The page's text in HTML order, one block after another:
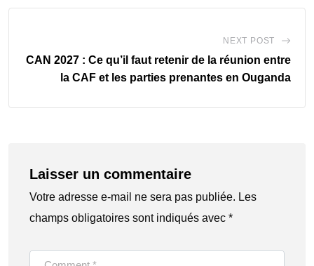
NEXT POST
CAN 2027 : Ce qu’il faut retenir de la réunion entre
la CAF et les parties prenantes en Ouganda
Laisser un commentaire
Votre adresse e-mail ne sera pas publiée. Les
champs obligatoires sont indiqués avec *